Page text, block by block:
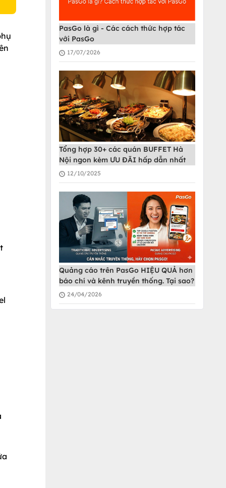
PasGo là gì - Các cách thức hợp tác
với PasGo
17/07/2026
Tổng hợp 30+ các quán BUFFET Hà
Nội ngon kèm ƯU ĐÃI hấp dẫn nhất
12/10/2025
Quảng cáo trên PasGo HIỆU QUẢ hơn
báo chí và kênh truyền thống. Tại sao?
24/04/2026